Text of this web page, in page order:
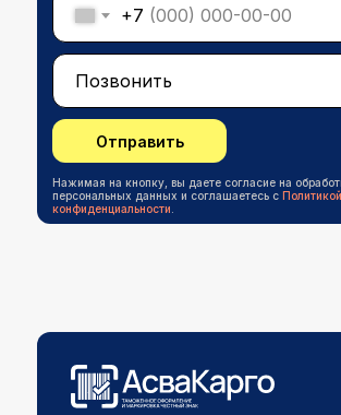
Нажимая на кнопку, вы даете согласие на
персональных данных и соглашаетесь c Политикой
конфиденциальности
+7
Отправить